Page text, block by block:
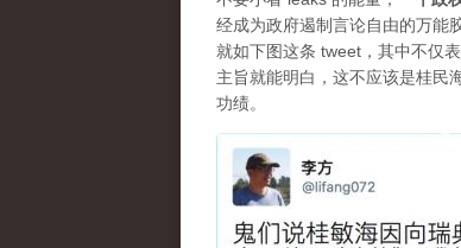
经成为政府遏制言论自由的万能
就如下图这条 tweet，其中不仅
主旨就能明白，这不应该是桂民
功绩。